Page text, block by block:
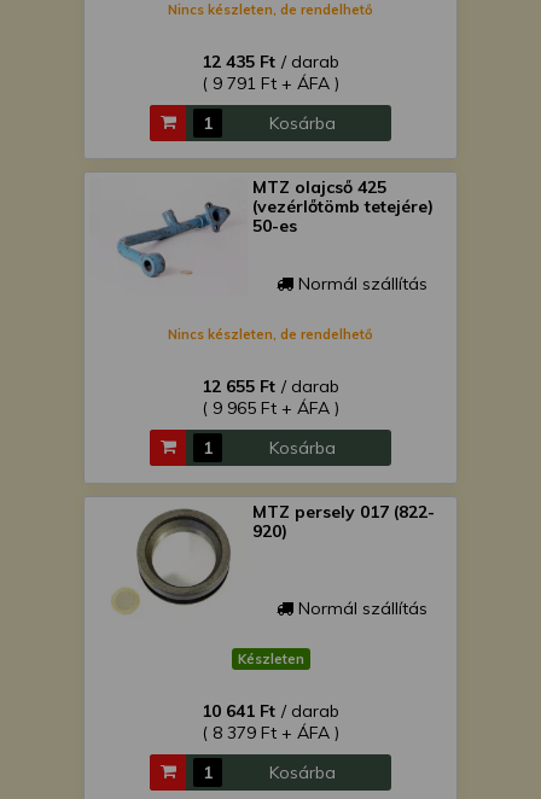
Nincs készleten, de rendelhető
12 435 Ft / darab
( 9 791 Ft + ÁFA )
Kosárba
MTZ olajcső 425
(vezérlőtömb tetejére)
50-es
Normál szállítás
Nincs készleten, de rendelhető
12 655 Ft / darab
( 9 965 Ft + ÁFA )
Kosárba
MTZ persely 017 (822-
920)
Normál szállítás
Készleten
10 641 Ft / darab
( 8 379 Ft + ÁFA )
Kosárba